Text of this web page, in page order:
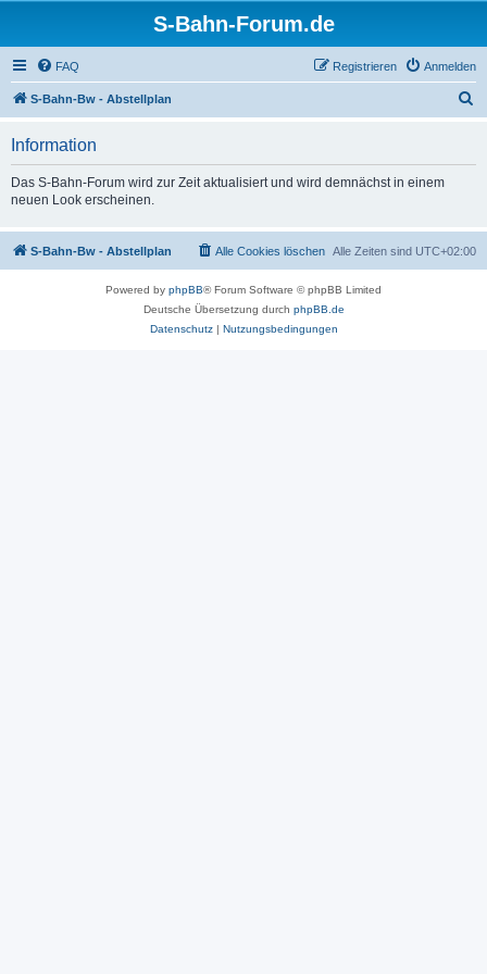
S-Bahn-Forum.de
FAQ Anmelden
Registrieren
S-Bahn-Bw - Abstellplan
Information
Das S-Bahn-Forum wird zur Zeit aktualisiert und wird demnächst in einem
neuen Look erscheinen.
S-Bahn-Bw - Abstellplan Alle Zeiten sind UTC+02:00
Alle Cookies löschen
Powered by phpBB® Forum Software © phpBB Limited
Deutsche Übersetzung durch phpBB.de
Datenschutz| Nutzungsbedingungen